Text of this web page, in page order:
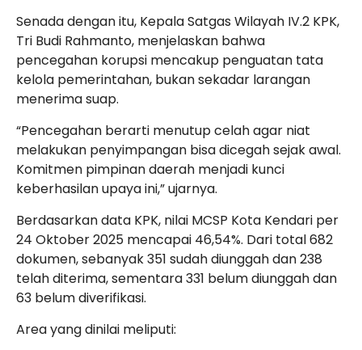
Senada dengan itu, Kepala Satgas Wilayah IV.2 KPK,
Tri Budi Rahmanto, menjelaskan bahwa
pencegahan korupsi mencakup penguatan tata
kelola pemerintahan, bukan sekadar larangan
menerima suap.
“Pencegahan berarti menutup celah agar niat
melakukan penyimpangan bisa dicegah sejak awal.
Komitmen pimpinan daerah menjadi kunci
keberhasilan upaya ini,” ujarnya.
Berdasarkan data KPK, nilai MCSP Kota Kendari per
24 Oktober 2025 mencapai 46,54%. Dari total 682
dokumen, sebanyak 351 sudah diunggah dan 238
telah diterima, sementara 331 belum diunggah dan
63 belum diverifikasi.
Area yang dinilai meliputi: